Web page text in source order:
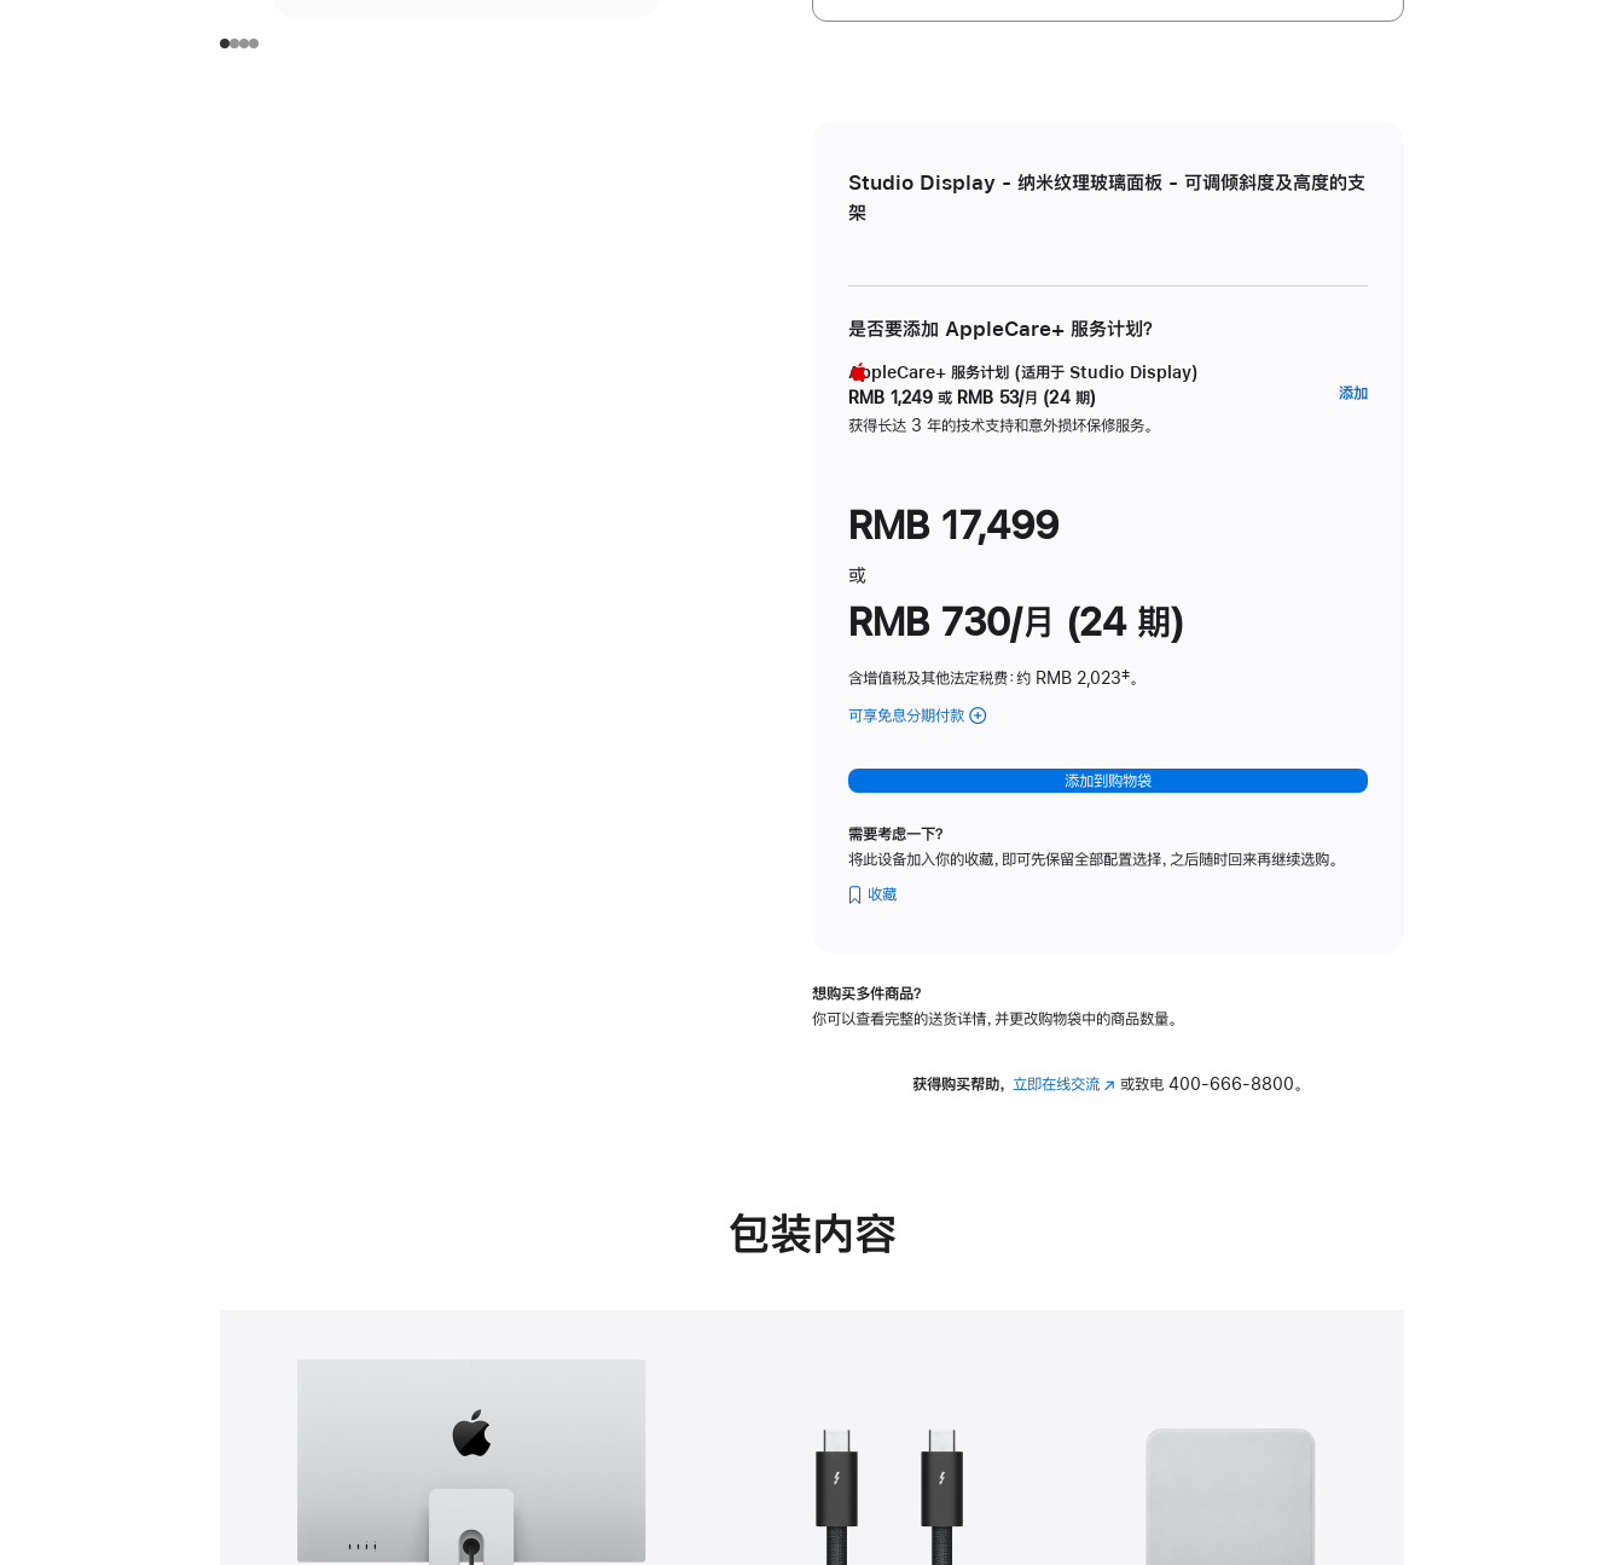
Studio Display - 纳米纹理玻璃面板 - 可调倾斜度及高度的支
架
是否要添加 AppleCare+ 服务计划？
AppleCare+ 服务计划 (适用于 Studio Display)
RMB 1,249 或 RMB 53/月 (24 期)
获得长达 3 年的技术支持和意外损坏保修服务。
添加
RMB 17,499
或
RMB 730/月 (24 期)
含增值税及其他法定税费：约 RMB 2,023脚
‡。
可享免息分期付款 (Studio
-
纳
理
可
斜
添加到购物袋
需要考虑一下？
将此设备加入你的收藏，即可先保留全部配置选择，之后随时回来再继续选购。
收藏
想购买多件商品？
你可以查看完整的送货详情，并更改购物袋中的商品数量。
获得购买帮助， 立即在线交流(在 或致电400-666-8800。
包装内容